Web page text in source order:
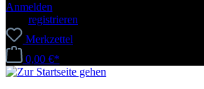
Anmelden
registrieren
Merkzettel
0,00 €*